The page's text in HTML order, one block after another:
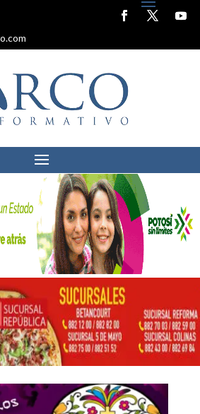
locales
PARTICIPAR
DE
LITERARIAS